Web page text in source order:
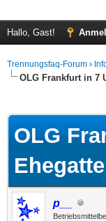
Hallo, Gast!
Trennungsfaq-Forum ›
OLG Frankfurt in 7
OLG
p__